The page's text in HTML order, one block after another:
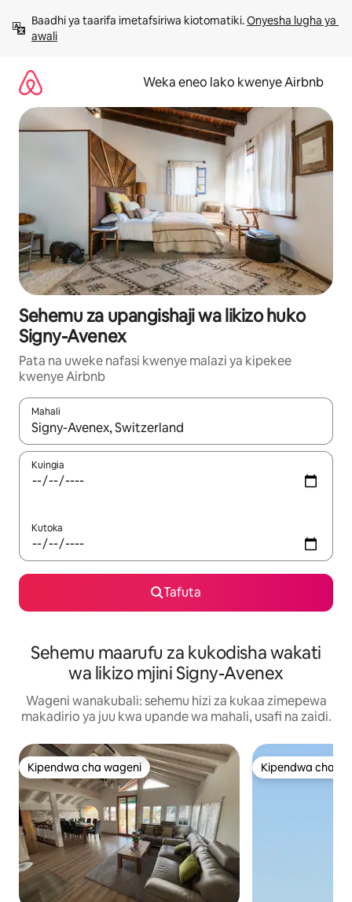
kwenda
kwenye
Baadhi ya taarifa imetafsiriwa kiotomatiki. Onyesha lugha ya
awali
Weka eneo lako kwenye Airbnb
Sehemu za upangishaji wa likizo huko
Signy-Avenex
Pata na uweke nafasi kwenye malazi ya kipekee
kwenye Airbnb
Mahali
Wakati matokeo yanapatikana, vinjari kwa kutumia vitufe vya
Kuingia
Kutoka
Tafuta
Sehemu maarufu za kukodisha wakati
wa likizo mjini Signy-Avenex
Wageni wanakubali: sehemu hizi za kukaa zimepewa
makadirio ya juu kwa upande wa mahali, usafi na zaidi.
Kipendwa cha wageni
Kipendwa cha wageni Kipendwa cha
Kipendwa cha